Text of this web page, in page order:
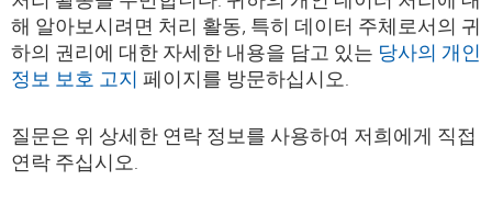
해 알아보시려면 처리 활동, 특히 데이터 주체로서의 귀
하의 권리에 대한 자세한 내용을 담고 있는 당사의 개인
정보 보호 고지 페이지를 방문하십시오.
질문은 위 상세한 연락 정보를 사용하여 저희에게 직접
연락 주십시오.